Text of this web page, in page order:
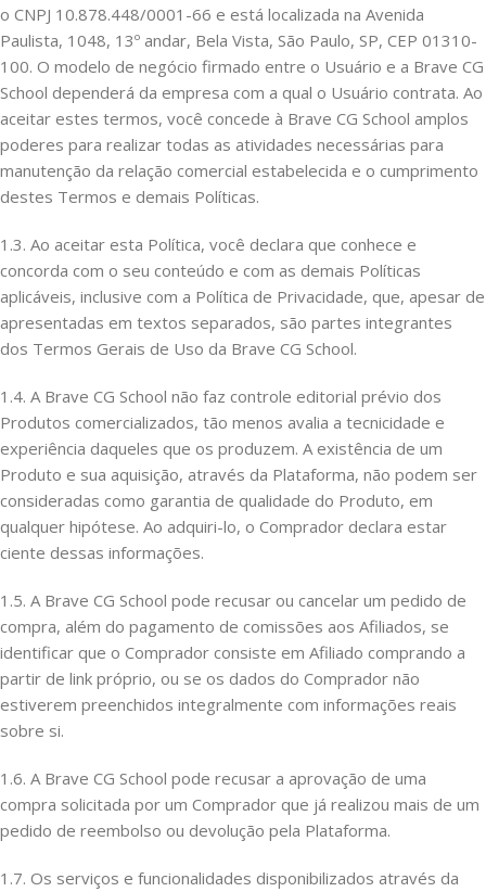
o CNPJ 10.878.448/0001-66 e está localizada na Avenida
Paulista, 1048, 13º andar, Bela Vista, São Paulo, SP, CEP 01310-
100. O modelo de negócio firmado entre o Usuário e a Brave CG
School dependerá da empresa com a qual o Usuário contrata. Ao
aceitar estes termos, você concede à Brave CG School amplos
poderes para realizar todas as atividades necessárias para
manutenção da relação comercial estabelecida e o cumprimento
destes Termos e demais Políticas.
1.3. Ao aceitar esta Política, você declara que conhece e
concorda com o seu conteúdo e com as demais Políticas
aplicáveis, inclusive com a Política de Privacidade, que, apesar de
apresentadas em textos separados, são partes integrantes
dos Termos Gerais de Uso da Brave CG School.
1.4. A Brave CG School não faz controle editorial prévio dos
Produtos comercializados, tão menos avalia a tecnicidade e
experiência daqueles que os produzem. A existência de um
Produto e sua aquisição, através da Plataforma, não podem ser
consideradas como garantia de qualidade do Produto, em
qualquer hipótese. Ao adquiri-lo, o Comprador declara estar
ciente dessas informações.
1.5. A Brave CG School pode recusar ou cancelar um pedido de
compra, além do pagamento de comissões aos Afiliados, se
identificar que o Comprador consiste em Afiliado comprando a
partir de link próprio, ou se os dados do Comprador não
estiverem preenchidos integralmente com informações reais
sobre si.
1.6. A Brave CG School pode recusar a aprovação de uma
compra solicitada por um Comprador que já realizou mais de um
pedido de reembolso ou devolução pela Plataforma.
1.7. Os serviços e funcionalidades disponibilizados através da